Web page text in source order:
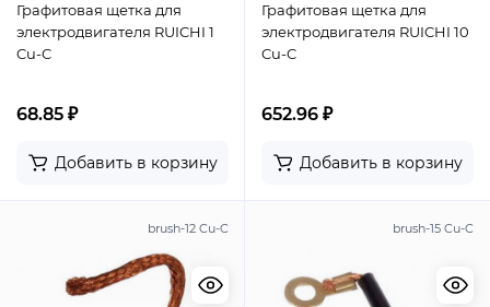
Графитовая щетка для
электродвигателя RUICHI 1
Cu-C
68.85 ₽
Добавить в корзину
Графитовая щетка для
электродвигателя RUICHI 10
Cu-C
652.96 ₽
Добавить в корзину
brush-12 Cu-C brush-15 Cu-C